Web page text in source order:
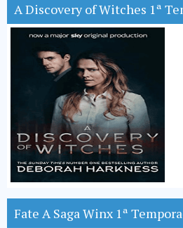
A Discovery of Witches 1ª
Fate A Saga Winx 1ª